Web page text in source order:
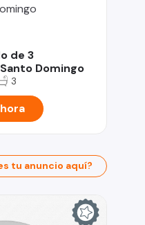
de 3
Domingo
3
tu anuncio aquí?